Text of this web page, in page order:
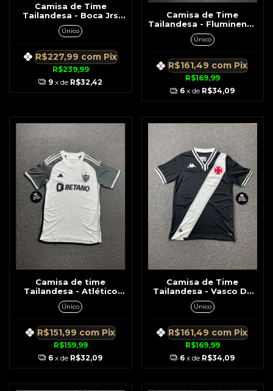
Camisa de Time
Tailandesa - Boca Jrs
Beisebol Branca Listras
Azul Detalhe Dourado
Único
R$239,99
R$227,99 com Pix
9 x de R$32,42
Camisa de Time
Tailandesa - Fluminense
Branca Detalhe Vinho c/
Verde Na Lateral
Único
R$169,99
R$161,49 com Pix
6 x de R$34,09
Camisa de time
Tailandesa - Atlético
Mineiro Branca C/ Preto
Símbolo Lateral Preto
Único
R$159,99
R$151,99 com Pix
6 x de R$32,09
Camisa de Time
Tailandesa - Vasco Da
Gama Preto c/Branco
Gola em V
Único
R$169,99
R$161,49 com Pix
6 x de R$34,09